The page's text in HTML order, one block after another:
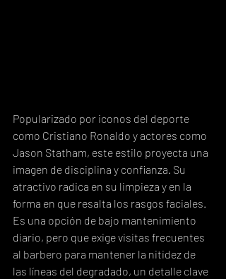
Popularizado por iconos del deporte
como Cristiano Ronaldo y actores como
Jason Statham, este estilo proyecta una
imagen de disciplina y confianza. Su
atractivo radica en su limpieza y en la
forma en que resalta los rasgos faciales.
Es una opción de bajo mantenimiento
diario, pero que exige visitas frecuentes
al barbero para mantener la nitidez de
las líneas del degradado, un detalle clave